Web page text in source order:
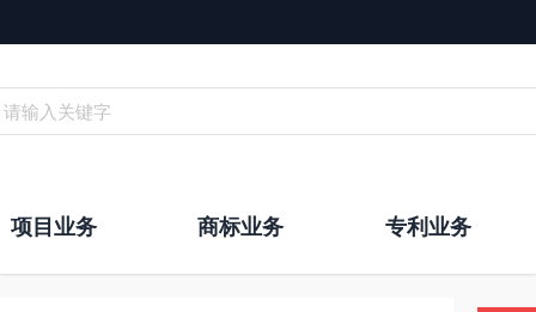
请输入关键字
项目业务 商标业务 专利业务